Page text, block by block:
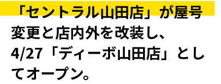
「セントラル山田店」が屋号
変更と店内外を改装し、
4/27「ディーボ山田店」とし
てオープン。